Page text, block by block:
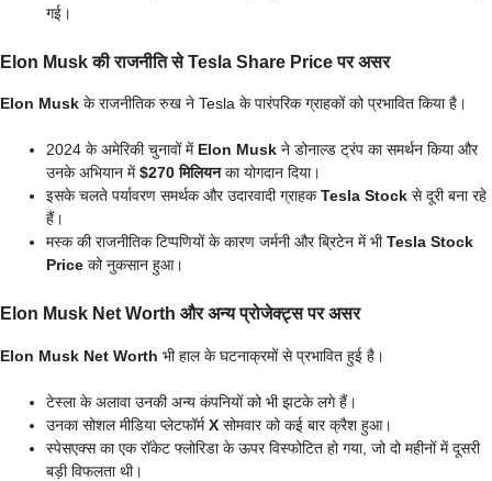
गई।
Elon Musk की राजनीति से Tesla Share Price पर असर
Elon Musk के राजनीतिक रुख ने Tesla के पारंपरिक ग्राहकों को प्रभावित किया है।
2024 के अमेरिकी चुनावों में Elon Musk ने डोनाल्ड ट्रंप का समर्थन किया और
उनके अभियान में$270 मिलियनका योगदान दिया।
इसके चलते पर्यावरण समर्थक और उदारवादी ग्राहकTesla Stock से दूरी बना रहे
हैं।
मस्क की राजनीतिक टिप्पणियों के कारण जर्मनी और ब्रिटेन में भीTesla Stock
Price को नुकसान हुआ।
Elon Musk Net Worth और अन्य प्रोजेक्ट्स पर असर
Elon Musk Net Worth भी हाल के घटनाक्रमों से प्रभावित हुई है।
टेस्ला के अलावा उनकी अन्य कंपनियों को भी झटके लगे हैं।
उनका सोशल मीडिया प्लेटफॉर्मX सोमवार को कई बार क्रैश हुआ।
स्पेसएक्स का एक रॉकेट फ्लोरिडा के ऊपर विस्फोटित हो गया, जो दो महीनों में दूसरी
बड़ी विफलता थी।